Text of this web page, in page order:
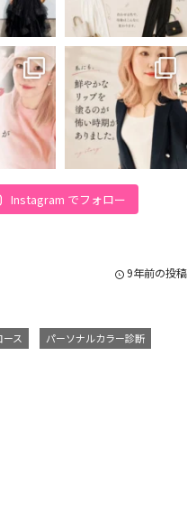
Instagram でフォロー
9年前の投稿
ス パーソナルカラー診断